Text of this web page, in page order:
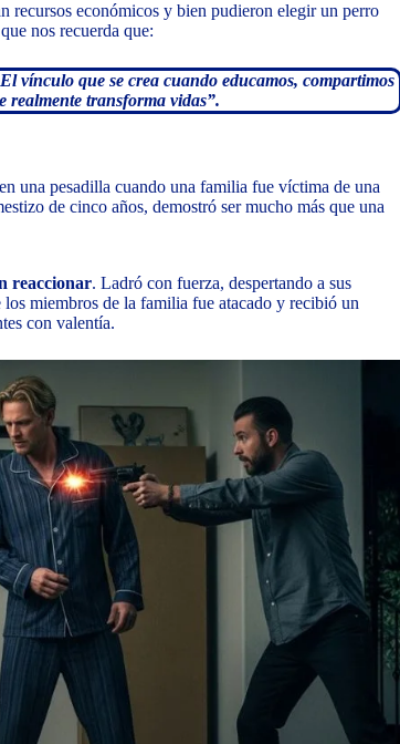
recursos económicos y bien pudieron elegir un perro
nos recuerda que:
vínculo que se crea cuando educamos, compartimos
realmente transforma vidas”.
una pesadilla cuando una familia fue víctima de una
de cinco años, demostró ser mucho más que una
reaccionar. Ladró con fuerza, despertando a sus
miembros de la familia fue atacado y recibió un
con valentía.